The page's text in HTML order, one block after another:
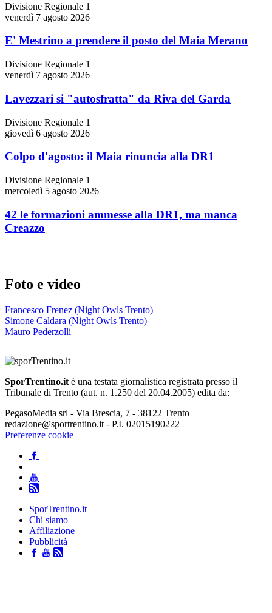
Divisione Regionale 1
venerdì 7 agosto 2026
E' Mestrino a prendere il posto del Maia Merano
Divisione Regionale 1
venerdì 7 agosto 2026
Lavezzari si "autosfratta" da Riva del Garda
Divisione Regionale 1
giovedì 6 agosto 2026
Colpo d'agosto: il Maia rinuncia alla DR1
Divisione Regionale 1
mercoledì 5 agosto 2026
42 le formazioni ammesse alla DR1, ma manca
Creazzo
Foto e video
Francesco Frenez (Night Owls Trento)
Simone Caldara (Night Owls Trento)
Mauro Pederzolli
SporTrentino.it è una testata giornalistica registrata presso il
Tribunale di Trento (aut. n. 1.250 del 20.04.2005) edita da:
PegasoMedia srl - Via Brescia, 7 - 38122 Trento
redazione@sportrentino.it - P.I. 02015190222
Preferenze cookie
SporTrentino.it
Chi siamo
Affiliazione
Pubblicità